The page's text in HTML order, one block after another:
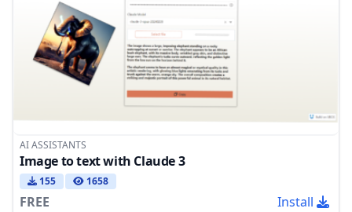
AI ASSISTANTS
Image to text with Claude 3
155 1658
FREE Install